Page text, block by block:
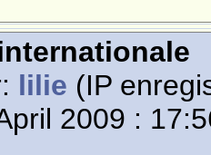
lilie (IP
2009 :